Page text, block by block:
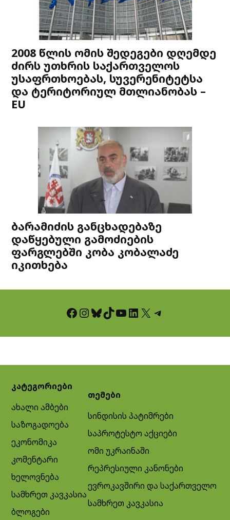
2008 წლის ომის შედეგები დღემდე
ძირს უთხრის საქართველოს
უსაფრთხოებას, სუვერენიტეტსა
და ტერიტორიულ მთლიანობას –
EU
ბარამიძის განცხადებაზე
დაწყებული გამოძიების
ფარგლებში კობა კობალაძე
იკითხება
Facebook InstagramBluesky TikTok YouTube LinkedIn X Telegram
კატეგორიები
ახალი ამბები
საზოგადოება
ეკონომიკა
კომენტარი
ხელოვნება
სამხრეთ კავკასია
ბლოგები
თემები
სინდისის პატიმრები
საპროტესტო აქციები
ომი უკრაინაში
რეპრესიული კანონები
ევროკავშირი და საქართველო
სამხრეთ კავკასია